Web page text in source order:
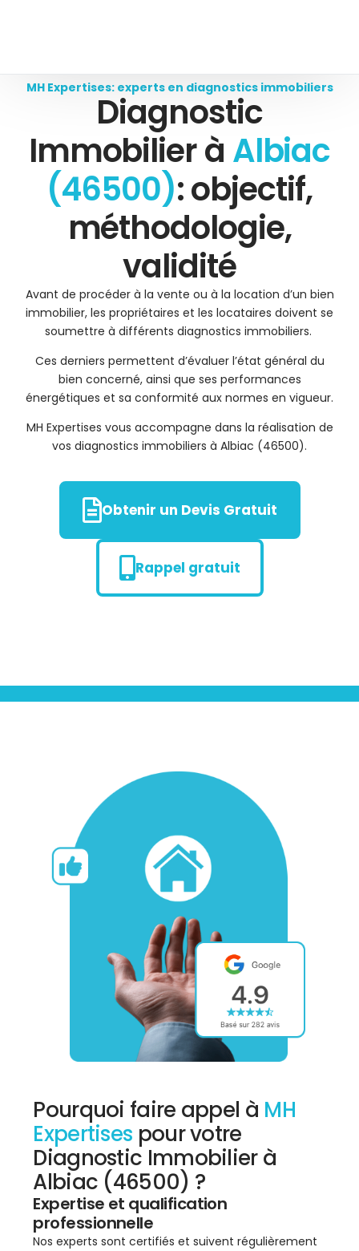
MH Expertises: experts en diagnostics immobiliers
Diagnostic
Immobilier à Albiac
(46500): objectif,
méthodologie,
validité
Avant de procéder à la vente ou à la location d’un bien
immobilier, les propriétaires et les locataires doivent se
soumettre à différents diagnostics immobiliers.
Ces derniers permettent d’évaluer l’état général du
bien concerné, ainsi que ses performances
énergétiques et sa conformité aux normes en vigueur.
MH Expertises vous accompagne dans la réalisation de
vos diagnostics immobiliers à Albiac (46500).
Obtenir un Devis Gratuit
Rappel gratuit
Pourquoi faire appel à MH
Expertises pour votre
Diagnostic Immobilier à
Albiac (46500) ?
Expertise et qualification
professionnelle
Nos experts sont certifiés et suivent régulièrement